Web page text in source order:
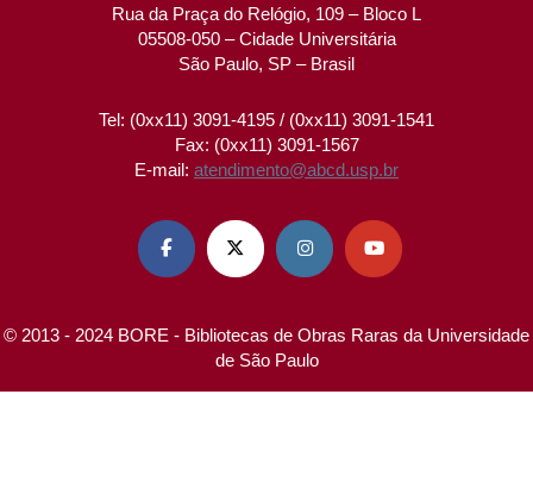
Rua da Praça do Relógio, 109 – Bloco L
05508-050 – Cidade Universitária
São Paulo, SP – Brasil
Tel: (0xx11) 3091-4195 / (0xx11) 3091-1541
Fax: (0xx11) 3091-1567
E-mail: atendimento@abcd.usp.br
   
© 2013 - 2024 BORE - Bibliotecas de Obras Raras da Universidade
de São Paulo